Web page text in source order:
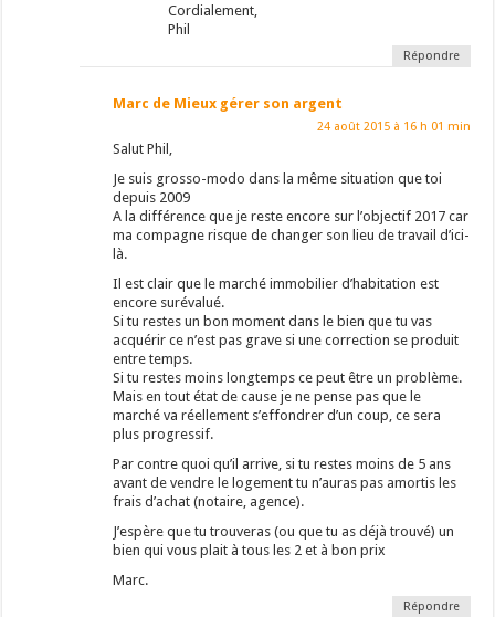
Cordialement,
Phil
Répondre
Marc de Mieux gérer son argent
24 août 2015 à 16 h 01 min
Salut Phil,
Je suis grosso-modo dans la même situation que toi
depuis 2009
A la différence que je reste encore sur l’objectif 2017 car
ma compagne risque de changer son lieu de travail d’ici-
là.
Il est clair que le marché immobilier d’habitation est
encore surévalué.
Si tu restes un bon moment dans le bien que tu vas
acquérir ce n’est pas grave si une correction se produit
entre temps.
Si tu restes moins longtemps ce peut être un problème.
Mais en tout état de cause je ne pense pas que le
marché va réellement s’effondrer d’un coup, ce sera
plus progressif.
Par contre quoi qu’il arrive, si tu restes moins de 5 ans
avant de vendre le logement tu n’auras pas amortis les
frais d’achat (notaire, agence).
J’espère que tu trouveras (ou que tu as déjà trouvé) un
bien qui vous plait à tous les 2 et à bon prix
Marc.
Répondre